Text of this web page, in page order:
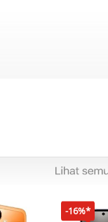
Impedance
Gyro Sensor,
Sensor, Light
-16%*